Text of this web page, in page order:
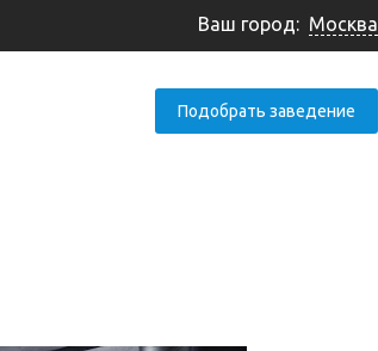
Ваш город: Москва
Подобрать заведение